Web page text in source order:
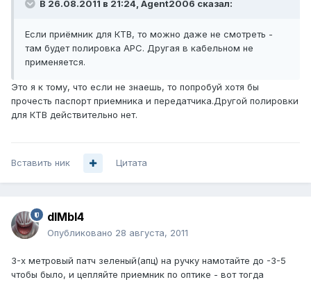
В 26.08.2011 в 21:24, Agent2006 сказал:
Если приёмник для КТВ, то можно даже не смотреть -
там будет полировка APC. Другая в кабельном не
применяется.
Это я к тому, что если не знаешь, то попробуй хотя бы
прочесть паспорт приемника и передатчика.Другой полировки
для КТВ действительно нет.
Вставить ник Цитата
dIMbI4
Опубликовано 28 августа, 2011
3-х метровый патч зеленый(апц) на ручку намотайте до -3-5
чтобы было, и цепляйте приемник по оптике - вот тогда